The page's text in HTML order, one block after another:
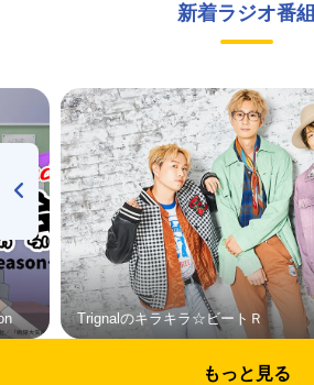
新着ラジオ番組
Trignalのキラキラ☆ビートＲ
もっと見る